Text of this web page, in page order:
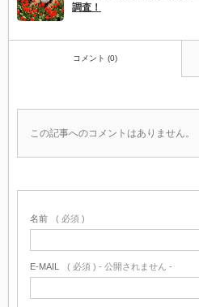
調査！
コメント (0)
この記事へのコメントはありません。
名前 ( 必須 )
E-MAIL ( 必須 ) - 公開されません -